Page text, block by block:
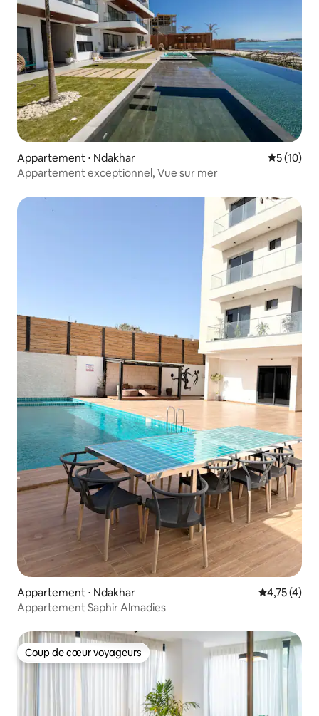
Appartement ⋅ Ndakhar
5 (10)
Appartement exceptionnel, Vue sur mer
Appartement ⋅ Ndakhar Évaluation
4,75 (4)
Appartement Saphir Almadies
Coup de cœur voyageurs
Coup de cœur voyageurs